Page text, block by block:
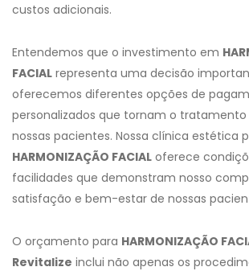
custos adicionais.
Entendemos que o investimento em
FACIAL representa uma decisão
oferecemos diferentes opções de
personalizados que tornam o tratamento
nossas pacientes. Nossa clínica estética
HARMONIZAÇÃO FACIAL oferece
facilidades que demonstram nosso
satisfação e bem-estar de nossas
O orçamento para HARMONIZAÇÃO
Revitalize inclui não apenas os